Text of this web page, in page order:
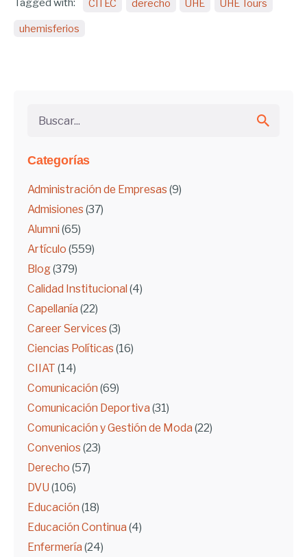
Categorías
Administración de Empresas (9)
Admisiones (37)
Alumni (65)
Artículo (559)
Blog(379)
Calidad Institucional (4)
Capellanía (22)
Career Services (3)
Ciencias Políticas (16)
CIIAT (14)
Comunicación (69)
Comunicación Deportiva (31)
Comunicación y Gestión de Moda (22)
Convenios (23)
Derecho (57)
DVU (106)
Educación (18)
Educación Continua (4)
Enfermería (24)
Tagged with: CITEC derecho UHE UHE Tours
uhemisferios